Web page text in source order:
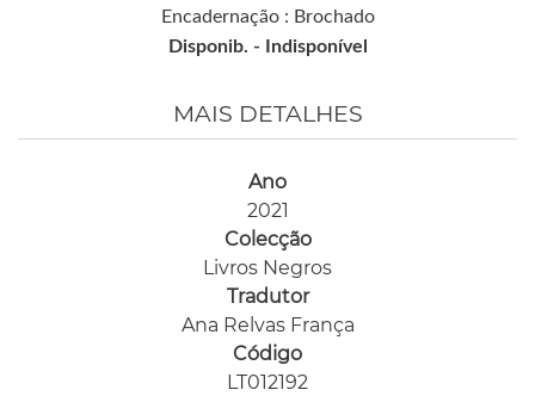
Encadernação : Brochado
Disponib. -
Indisponível
MAIS DETALHES
Ano
2021
Colecção
Livros Negros
Tradutor
Ana Relvas França
Código
LT012192